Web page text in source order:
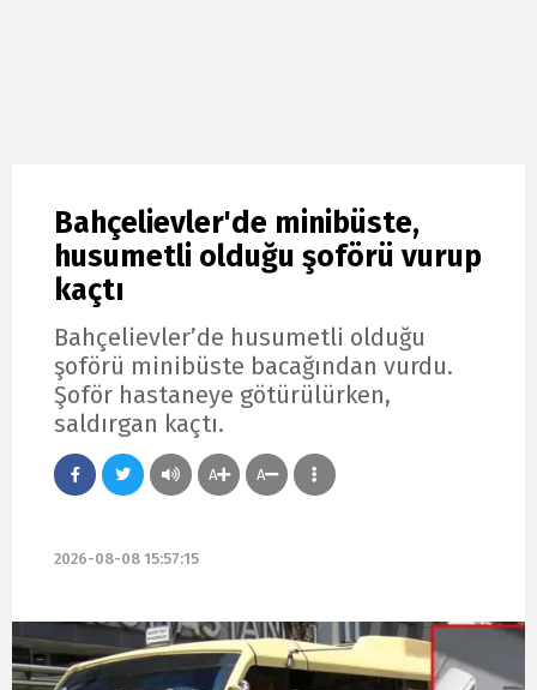
Bahçelievler'de minibüste,
husumetli olduğu şoförü vurup
kaçtı
Bahçelievler’de husumetli olduğu
şoförü minibüste bacağından vurdu.
Şoför hastaneye götürülürken,
saldırgan kaçtı.
A A
2026-08-08 15:57:15